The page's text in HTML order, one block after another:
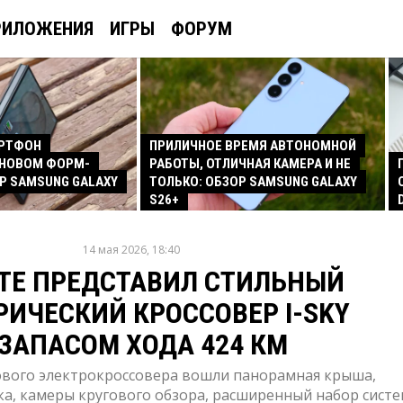
ИГРЫ ФОРУМ
ФОРМ-
GALAXY
ПРИЛИЧНОЕ ВРЕМЯ АВТОНОМНОЙ
РАБОТЫ, ОТЛИЧНАЯ КАМЕРА И НЕ
ТОЛЬКО: ОБЗОР SAMSUNG GALAXY
S26+
14 мая 2026, 18:40
ПРЕДСТАВИЛ СТИЛЬНЫЙ
КРОССОВЕР I-SKY
ХОДА 424 КМ
электрокроссовера вошли панорамная крыша,
камеры кругового обзора, расширенный набор